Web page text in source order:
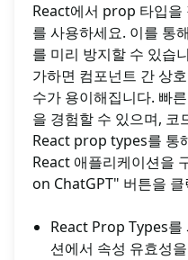
React에서 prop 타입
를 사용하세요. 이를 통
를 미리 방지할 수 있습
가하면 컴포넌트 간 상
수가 용이해집니다. 빠
을 경험할 수 있으며, 코
React prop types를 통
React 애플리케이션을
on ChatGPT" 버튼을
React Prop Types를
션에서 속성 유효성